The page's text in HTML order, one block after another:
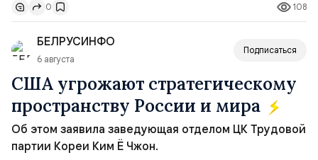
удары вглубь российской территории и укрепило её
позиции.Сотрудничество со стороны США стало
ключом к позитивному пов...
0 108
БЕЛРУСИНФО
6 августа
Подписаться
США угрожают стратегическому
пространству России и мира
Об этом заявила заведующая отделом ЦК Трудовой
партии Кореи Ким Ё Чжон.